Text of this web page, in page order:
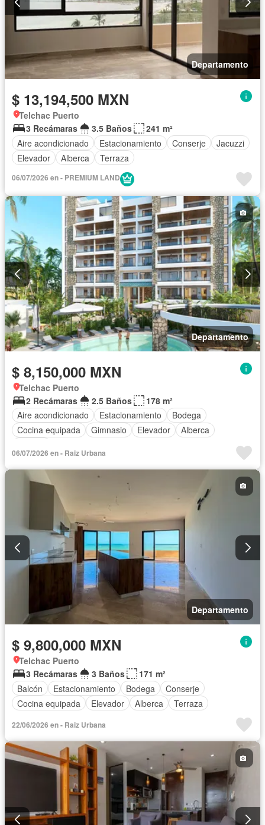
Departamento
$ 13,194,500 MXN
Telchac Puerto
3 Recámaras
3.5 Baños
241 m²
Aire acondicionado
Estacionamiento Conserje
Jacuzzi
Elevador
Alberca Terraza
06/07/2026 en - PREMIUM LAND
Departamento
$ 8,150,000 MXN
Telchac Puerto
2 Recámaras
2.5 Baños
178 m²
Aire acondicionado
Estacionamiento
Bodega
Cocina equipada
Gimnasio Elevador
Alberca
06/07/2026 en - Raiz Urbana
Departamento
$ 9,800,000 MXN
Telchac Puerto
3 Recámaras
3 Baños
171 m²
Balcón
Estacionamiento Bodega
Conserje
Cocina equipada
Elevador Alberca Terraza
22/06/2026 en - Raiz Urbana